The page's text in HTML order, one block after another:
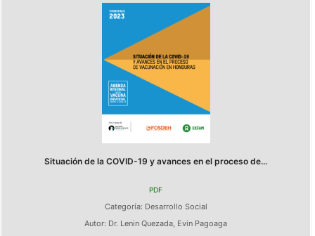
Situación de la COVID-19 y avances en el proceso de...
PDF
Categoría: Desarrollo Social
Autor: Dr. Lenin Quezada, Evin Pagoaga